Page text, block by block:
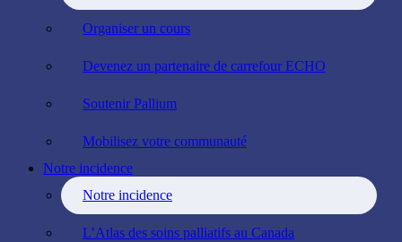
Organiser un cours
Devenez un partenaire de carrefour ECHO
Soutenir Pallium
Mobilisez votre communauté
Notre incidence
Notre incidence
L’Atlas des soins palliatifs au Canada